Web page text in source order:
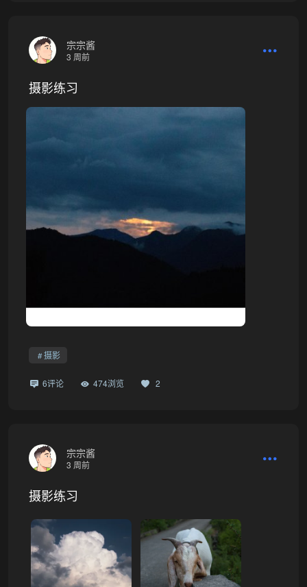
宗宗酱
3 周前
摄影练习
摄影
6评论 474浏览 2
宗宗酱
3 周前
摄影练习